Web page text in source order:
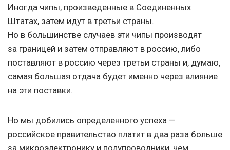
Иногда чипы, произведенные в Соединенных
Штатах, затем идут в третьи страны.
Но в большинстве случаев эти чипы производят
за границей и затем отправляют в россию, либо
поставляют в россию через третьи страны и, думаю,
самая большая отдача будет именно через влияние
на эти поставки.
Но мы добились определенного успеха —
российское правительство платит в два раза больше